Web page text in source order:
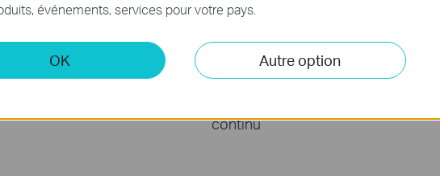
24h/24
et 7j/7
continu
événements, services pour votre pays.
OK Autre option